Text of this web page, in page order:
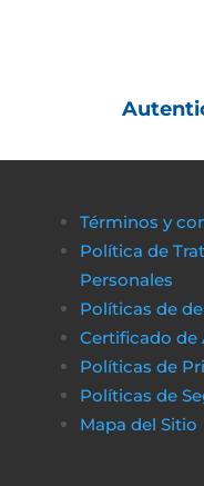
Términos y
Política de
Personales
Políticas de
Certificado de
Políticas de
Políticas de
Mapa del Sitio